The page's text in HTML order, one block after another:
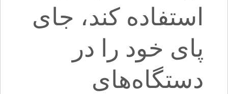
استفاده کند، جای
پای خود را در
دستگاه‌های